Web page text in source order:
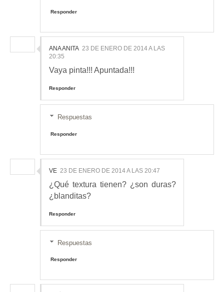
Responder
ANA ANITA 23 DE ENERO DE 2014 A LAS
20:35
Vaya pinta!!! Apuntada!!!
Responder
Respuestas
Responder
VE 23 DE ENERO DE 2014 A LAS 20:47
¿Qué textura tienen? ¿son duras?
¿blanditas?
Responder
Respuestas
Responder